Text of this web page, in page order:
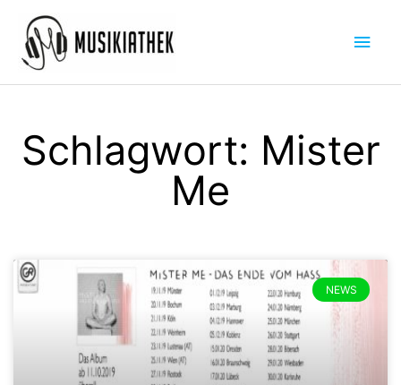
Inhalt
springen
Schlagwort: Mister
Me
NEWS